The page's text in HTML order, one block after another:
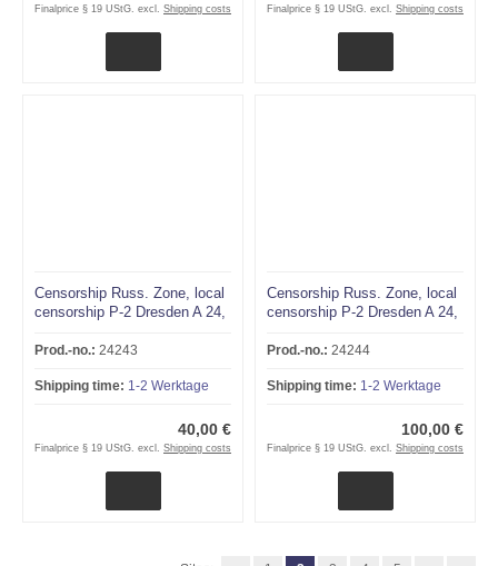
Finalprice § 19 UStG. excl. Shipping costs Finalprice § 19 UStG. excl. Shipping costs
Censorship Russ. Zone, local
censorship P-2 Dresden A 24,
STUTTGART 10.8.46 !!! RRR
Prod.-no.: 24243
Shipping time: 1-2 Werktage
40,00 €
Finalprice § 19 UStG. excl. Shipping costs
Censorship Russ. Zone, local
censorship P-2 Dresden A 24,
GROSSPOSTWITZ 29.8.46
Prod.-no.: 24244
Shipping time: 1-2 Werktage
100,00 €
Finalprice § 19 UStG. excl. Shipping costs